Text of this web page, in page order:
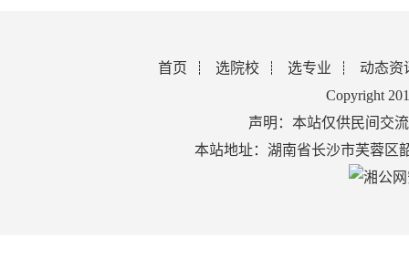
首页 选院校 选专业
动态资
Copyright
声明：本站仅供民间交
本站地址：湖南省长沙市芙蓉区